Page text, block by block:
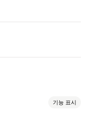
기능 표시